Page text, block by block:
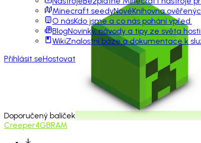
Minecraft seedyNovéKnihovna
O násKdo jsme a co nás pohání vpřed.
BlogNovinky, návody a tipy ze světa
WikiZnalostní báze a dokumentace k
Přihlásit seHostovat
Doporučený balíček
Creeper4GBRAM